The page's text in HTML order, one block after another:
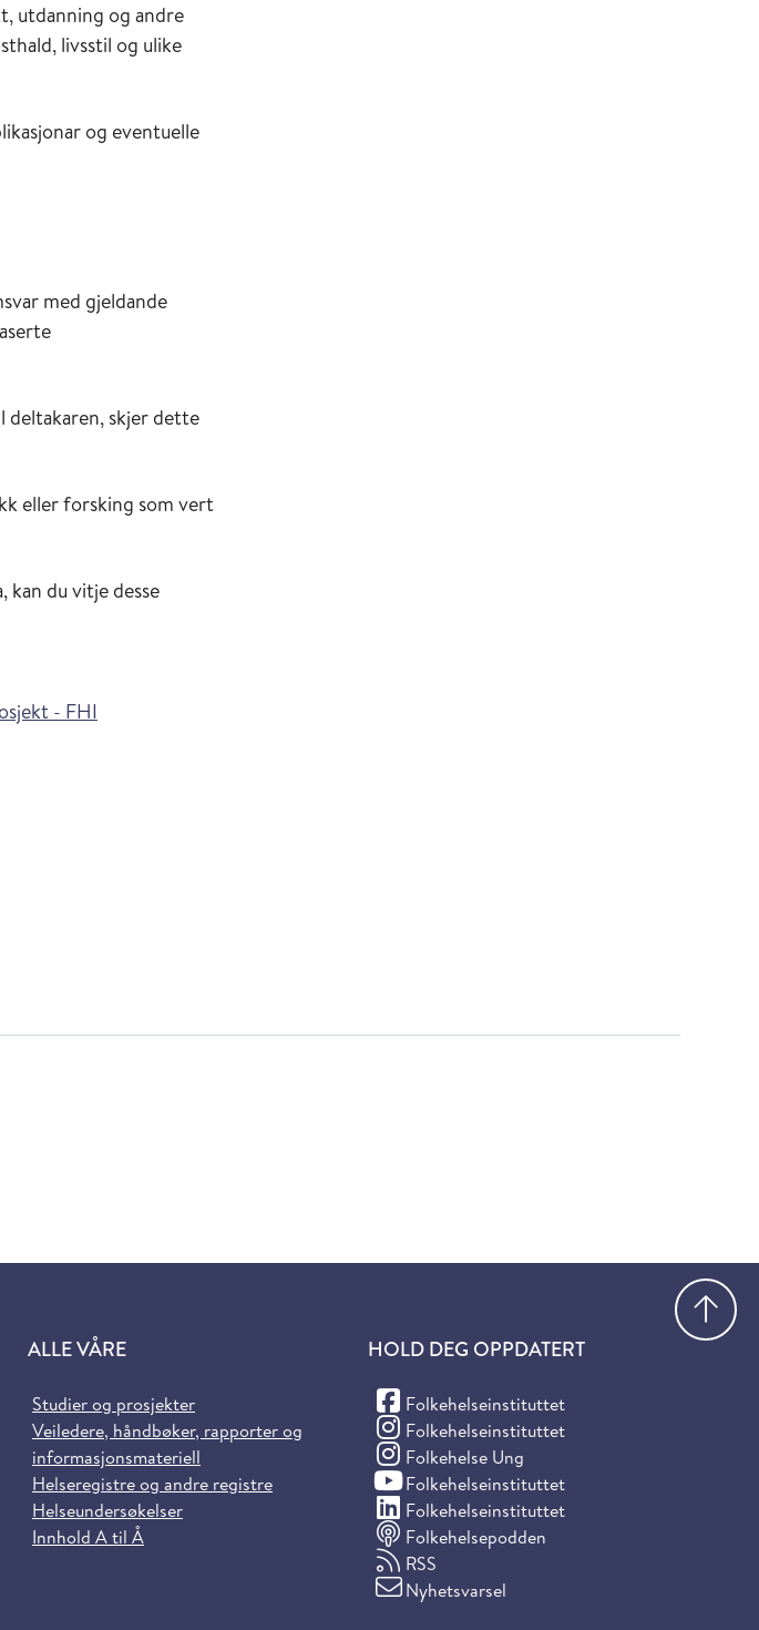
utdanning og andre
livsstil og ulike
og eventuelle
med gjeldande
deltakaren, skjer dette
eller forsking som vert
kan du vitje desse
- FHI
ALLE VÅRE
Studier og prosjekter
Veiledere, håndbøker, rapporter og
informasjonsmateriell
Helseregistre og andre registre
Helseundersøkelser
Innhold A til Å
HOLD DEG OPPDATERT
Folkehelseinstituttet
(Facebook)
Folkehelseinstituttet
(Instagram)
Folkehelse Ung
(Instagram)
Folkehelseinstituttet
(YouTube)
Folkehelseinstituttet
(LinkedIn)
Folkehelsepodden
RSS
Nyhetsvarsel